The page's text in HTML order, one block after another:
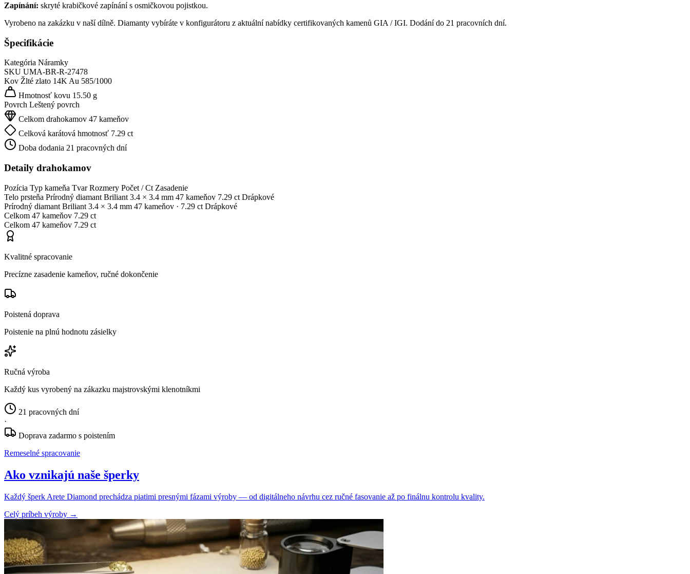
Zapínání: skryté krabičkové zapínání s osmičkovou pojistkou.
Vyrobeno na zakázku v naší dílně. Diamanty vybíráte v konfigurátoru z aktuální nabídky certifikovaných kamenů GIA / IGI. Dodání do 21 pracovních dní.
Špecifikácie
Kategória Náramky
SKU UMA-BR-R-27478
Kov Žlté zlato 14KAu 585/1000
Hmotnosť kovu 15.50 g
Povrch Leštený povrch
Celkom drahokamov 47 kameňov
Celková karátová hmotnosť 7.29 ct
Doba dodania 21 pracovných dní
Detaily drahokamov
Pozícia Typ kameňa Tvar Rozmery Počet / Ct Zasadenie
Telo prsteňa Prírodný diamant Briliant 3.4 × 3.4 mm 47 kameňov 7.29 ct Drápkové
Prírodný diamant Briliant 3.4 × 3.4 mm 47 kameňov · 7.29 ct Drápkové
Celkom 47 kameňov 7.29 ct
Celkom 47 kameňov 7.29 ct
Kvalitné spracovanie
Precízne zasadenie kameňov, ručné dokončenie
Poistená doprava
Poistenie na plnú hodnotu zásielky
Ručná výroba
Každý kus vyrobený na zákazku majstrovskými klenotníkmi
21 pracovných dní
·
Doprava zadarmo s poistením
Remeselné spracovanie
Ako vznikajú naše šperky
Každý šperk Arete Diamond prechádza piatimi presnými fázami výroby — od digitálneho návrhu cez ručné fasovanie až po finálnu kontrolu kvality.
Celý príbeh výroby →